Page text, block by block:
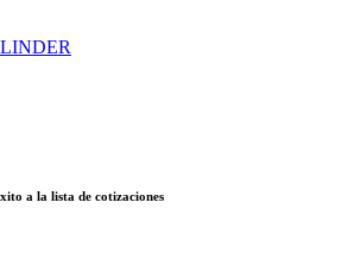
a la lista de cotizaciones